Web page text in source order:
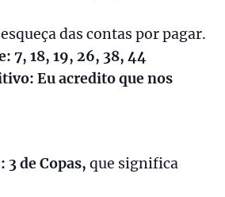
das contas por pagar.
7, 18, 19, 26, 38, 44
Eu acredito que nos
de Copas, que significa